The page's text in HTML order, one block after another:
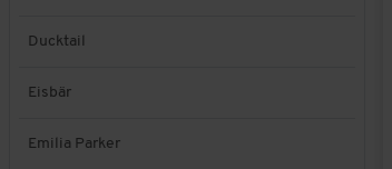
Ducktail
Eisbär
Emilia Parker